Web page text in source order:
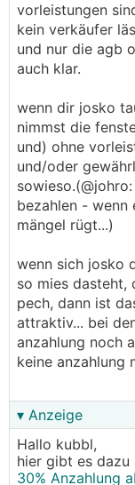
vorleistungen
kein verkäufer
und nur die agb
auch klar.
wenn dir josko
nimmst die
und) ohne
und/oder
bezahlen - wenn
mängel rügt...)
wenn sich josko
so mies dasteht,
pech, dann ist
attraktiv... bei
anzahlung noch
keine anzahlung
▾ Anzeige
Hallo kubbl,
hier gibt es dazu
30% Anzahlung